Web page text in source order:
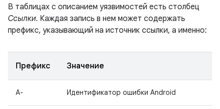
В таблицах с описанием уязвимостей есть столбец
Ссылки. Каждая запись в нем может содержать
префикс, указывающий на источник ссылки, а именно:
Префикс Значение
A- Идентификатор ошибки Android